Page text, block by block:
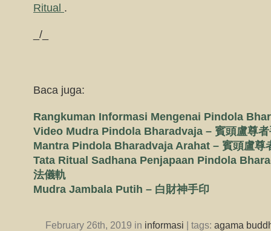
Ritual .
_/_
Baca juga:
Rangkuman Informasi Mengenai Pindola
Video Mudra Pindola Bharadvaja – 賓頭盧尊者
Mantra Pindola Bharadvaja Arahat – 賓頭盧尊
Tata Ritual Sadhana Penjapaan Pindola
法儀軌
Mudra Jambala Putih – 白財神手印
February 26th, 2019 in informasi | tags: agama